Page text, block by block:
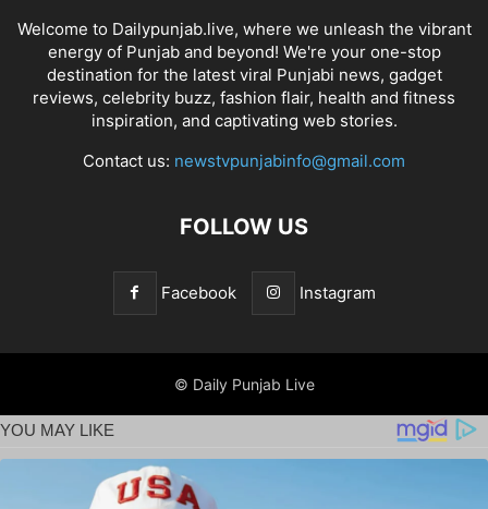
Welcome to Dailypunjab.live, where we unleash the vibrant
energy of Punjab and beyond! We're your one-stop
destination for the latest viral Punjabi news, gadget
reviews, celebrity buzz, fashion flair, health and fitness
inspiration, and captivating web stories.
Contact us: newstvpunjabinfo@gmail.com
FOLLOW US
Facebook Instagram
© Daily Punjab Live